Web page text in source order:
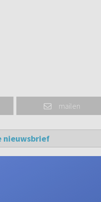
mailen
nieuwsbrief